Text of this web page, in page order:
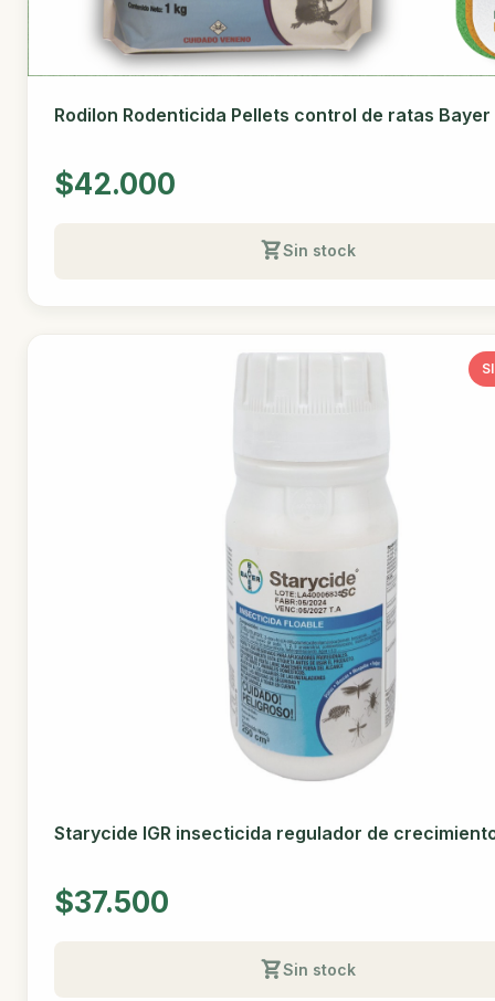
Rodilon Rodenticida Pellets control de ratas Bayer
$42.000
Sin stock
Starycide IGR insecticida regulador de
$37.500
Sin stock